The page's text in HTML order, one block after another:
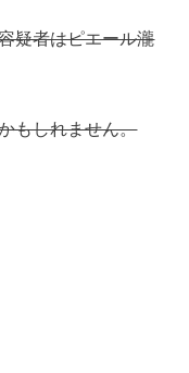
疑者はピエール瀧
もしれません。